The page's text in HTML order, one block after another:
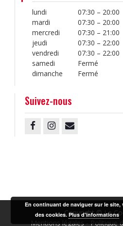
lundi
07:30 – 20:00
mardi
07:30 – 20:00
mercredi
07:30 – 21:00
jeudi
07:30 – 22:00
vendredi
07:30 – 22:00
samedi
Fermé
dimanche
Fermé
Suivez-nous
Copyright © Le
Mentions légales
Politique
En continuant de naviguer sur le
des cookies.Plus d'informations